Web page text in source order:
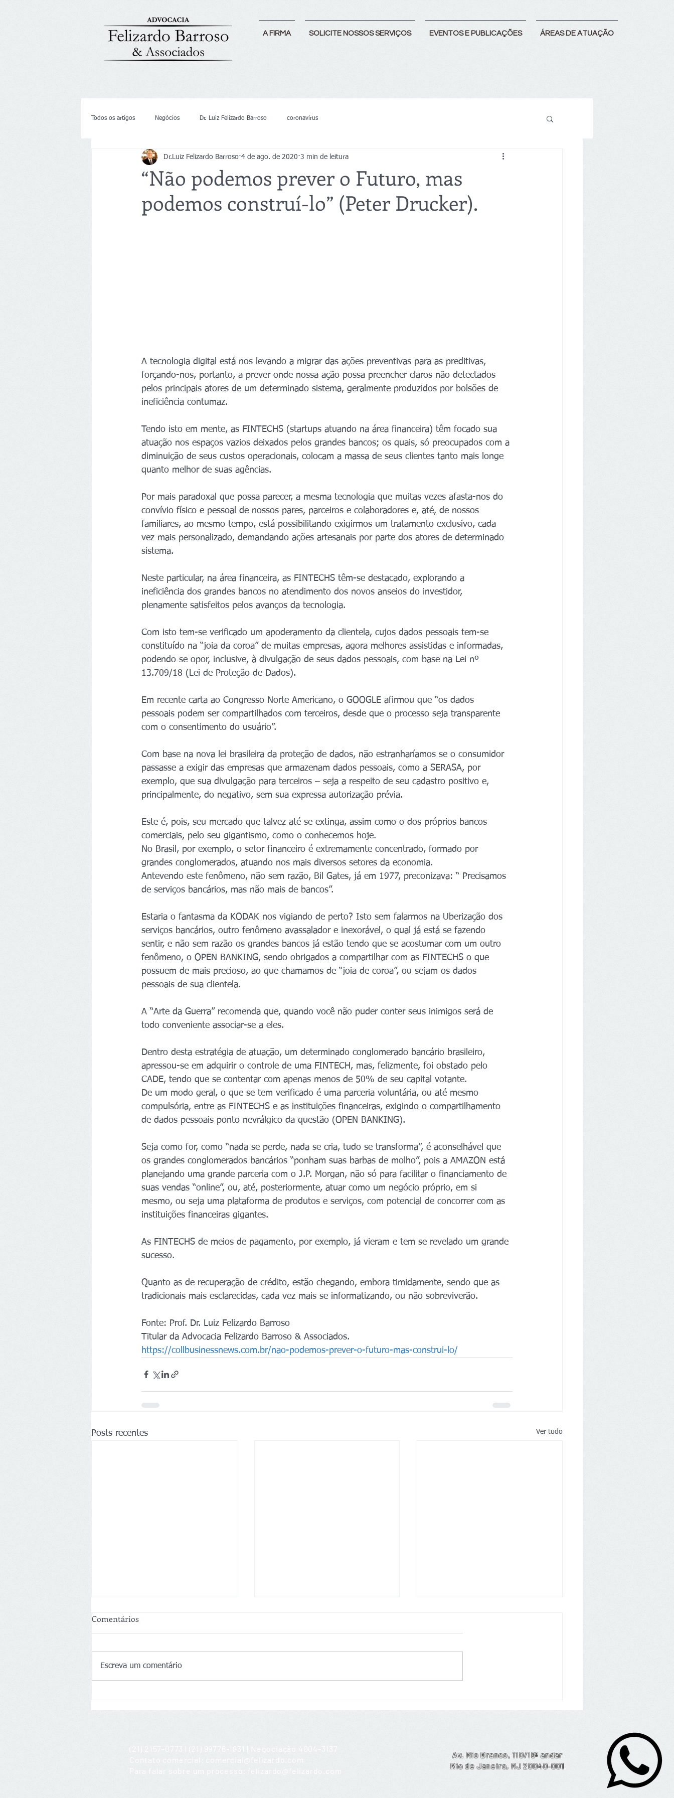
A FIRMA SOLICITE NOSSOS SERVIÇOS EVENTOS E PUBLICAÇÕES ÁREAS DE ATUAÇÃO
Todos os artigos Negócios Dr. Luiz Felizardo Barroso coronavírus
“Não podemos prever o Futuro, mas
podemos construí-lo” (Peter Drucker).
Dr.Luiz Felizardo Barroso 4 de ago. de 2020 3 min de leitura
A tecnologia digital está nos levando a migrar das ações preventivas para as preditivas,
forçando-nos, portanto, a prever onde nossa ação possa preencher claros não detectados
pelos principais atores de um determinado sistema, geralmente produzidos por bolsões de
ineficiência contumaz.
Tendo isto em mente, as FINTECHS (startups atuando na área financeira) têm focado sua
atuação nos espaços vazios deixados pelos grandes bancos; os quais, só preocupados com a
diminuição de seus custos operacionais, colocam a massa de seus clientes tanto mais longe
quanto melhor de suas agências.
Por mais paradoxal que possa parecer, a mesma tecnologia que muitas vezes afasta-nos do
convívio físico e pessoal de nossos pares, parceiros e colaboradores e, até, de nossos
familiares, ao mesmo tempo, está possibilitando exigirmos um tratamento exclusivo, cada
vez mais personalizado, demandando ações artesanais por parte dos atores de determinado
sistema.
Neste particular, na área financeira, as FINTECHS têm-se destacado, explorando a
ineficiência dos grandes bancos no atendimento dos novos anseios do investidor,
plenamente satisfeitos pelos avanços da tecnologia.
Com isto tem-se verificado um apoderamento da clientela, cujos dados pessoais tem-se
constituído na “joia da coroa” de muitas empresas, agora melhores assistidas e informadas,
podendo se opor, inclusive, à divulgação de seus dados pessoais, com base na Lei nº
13.709/18 (Lei de Proteção de Dados).
Em recente carta ao Congresso Norte Americano, o GOOGLE afirmou que “os dados
pessoais podem ser compartilhados com terceiros, desde que o processo seja transparente
com o consentimento do usuário”.
Com base na nova lei brasileira da proteção de dados, não estranharíamos se o consumidor
passasse a exigir das empresas que armazenam dados pessoais, como a SERASA, por
exemplo, que sua divulgação para terceiros – seja a respeito de seu cadastro positivo e,
principalmente, do negativo, sem sua expressa autorização prévia.
Este é, pois, seu mercado que talvez até se extinga, assim como o dos próprios bancos
comerciais, pelo seu gigantismo, como o conhecemos hoje.
No Brasil, por exemplo, o setor financeiro é extremamente concentrado, formado por
grandes conglomerados, atuando nos mais diversos setores da economia.
Antevendo este fenômeno, não sem razão, Bil Gates, já em 1977, preconizava: “ Precisamos
de serviços bancários, mas não mais de bancos”.
Estaria o fantasma da KODAK nos vigiando de perto? Isto sem falarmos na Uberização dos
serviços bancários, outro fenômeno avassalador e inexorável, o qual já está se fazendo
sentir, e não sem razão os grandes bancos já estão tendo que se acostumar com um outro
fenômeno, o OPEN BANKING, sendo obrigados a compartilhar com as FINTECHS o que
possuem de mais precioso, ao que chamamos de “joia de coroa”, ou sejam os dados
pessoais de sua clientela.
A “Arte da Guerra” recomenda que, quando você não puder conter seus inimigos será de
todo conveniente associar-se a eles.
Dentro desta estratégia de atuação, um determinado conglomerado bancário brasileiro,
apressou-se em adquirir o controle de uma FINTECH, mas, felizmente, foi obstado pelo
CADE, tendo que se contentar com apenas menos de 50% de seu capital votante.
De um modo geral, o que se tem verificado é uma parceria voluntária, ou até mesmo
compulsória, entre as FINTECHS e as instituições financeiras, exigindo o compartilhamento
de dados pessoais ponto nevrálgico da questão (OPEN BANKING).
Seja como for, como “nada se perde, nada se cria, tudo se transforma”, é aconselhável que
os grandes conglomerados bancários “ponham suas barbas de molho”, pois a AMAZON está
planejando uma grande parceria com o J.P. Morgan, não só para facilitar o financiamento de
suas vendas “online”, ou, até, posteriormente, atuar como um negócio próprio, em si
mesmo, ou seja uma plataforma de produtos e serviços, com potencial de concorrer com as
instituições financeiras gigantes.
As FINTECHS de meios de pagamento, por exemplo, já vieram e tem se revelado um grande
sucesso.
Quanto as de recuperação de crédito, estão chegando, embora timidamente, sendo que as
tradicionais mais esclarecidas, cada vez mais se informatizando, ou não sobreviverão.
Fonte: Prof. Dr. Luiz Felizardo Barroso
Titular da Advocacia Felizardo Barroso & Associados.
https://collbusinessnews.com.br/nao-podemos-prever-o-futuro-mas-construi-lo/
Posts recentes Ver tudo
inadimplentes
Comentários
Escreva um comentário
Av. Rio Branco, 110/18º andar
Rio de Janeiro, RJ 20040-001
(21) 2157-0773 | (21) 99776-1831 | Negociação 4004-3137
Contato comercial: comercial@felizardo.com
Para falar sobre um processo:
felizardo@felizardo.com